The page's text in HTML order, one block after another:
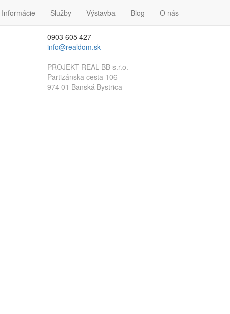
Informácie Služby Výstavba Blog O nás
Kontakt
0903 605 427
info@realdom.sk
PROJEKT REAL BB s.r.o.
Partizánska cesta 106
974 01 Banská Bystrica